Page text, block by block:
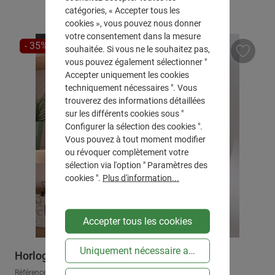
RÉDUCTION
- 35%
Horloge murale "Classic"
Référence : 771104
catégories, « Accepter tous les
cookies », vous pouvez nous donner
votre consentement dans la mesure
souhaitée. Si vous ne le souhaitez pas,
vous pouvez également sélectionner "
Accepter uniquement les cookies
techniquement nécessaires ". Vous
trouverez des informations détaillées
sur les différents cookies sous "
Configurer la sélection des cookies ".
Vous pouvez à tout moment modifier
ou révoquer complètement votre
sélection via l'option " Paramètres des
cookies ". Plus d'information...
Accepter tous les cookies
Uniquement nécessaire au niveau technique